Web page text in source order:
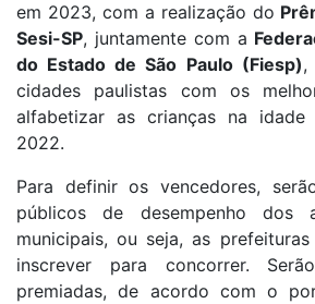
em 2023, com a realização do
Sesi-SP, juntamente com a
do Estado de São Paulo (Fiesp),
cidades paulistas com os
alfabetizar as crianças na
2022.
Para definir os vencedores,
públicos de desempenho dos
municipais, ou seja, as
inscrever para concorrer.
premiadas, de acordo com o